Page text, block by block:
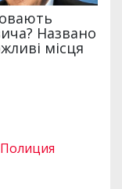
Полиция